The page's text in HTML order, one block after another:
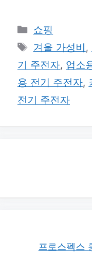
카
테
고
리
쇼핑
태
그
겨울 가성비 ,
기 주전자, 업소
용 전기 주전자,
전기 주전자
프로스펙스